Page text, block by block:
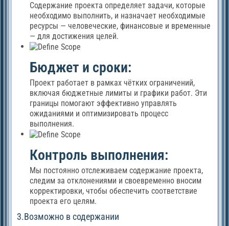
Содержание проекта определяет задачи, которые
необходимо выполнить, и назначает необходимые
ресурсы — человеческие, финансовые и временные
— для достижения целей.
Бюджет и сроки:
Проект работает в рамках чётких ограничений,
включая бюджетные лимиты и графики работ. Эти
границы помогают эффективно управлять
ожиданиями и оптимизировать процесс
выполнения.
Контроль выполнения:
Мы постоянно отслеживаем содержание проекта,
следим за отклонениями и своевременно вносим
корректировки, чтобы обеспечить соответствие
проекта его целям.
3.Возможно в содержании